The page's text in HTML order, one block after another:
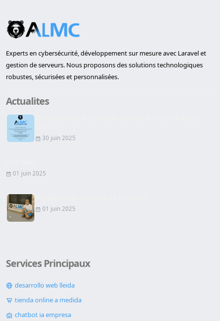
Experts en cybersécurité, développement sur mesure avec Laravel et
gestion de serveurs. Nous proposons des solutions technologiques
robustes, sécurisées et personnalisées.
Actualites
30 juin 2025
01 juin 2025
01 juin 2025
Services Principaux
desarrollo web lleida
tienda online a medida
chatbot ia empresa